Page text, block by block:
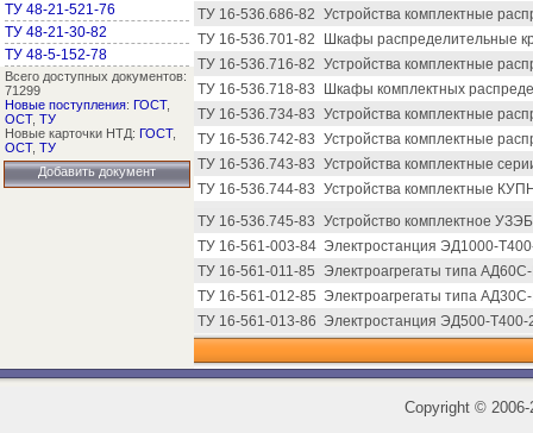
ТУ 48-21-521-76
ТУ 48-21-30-82
ТУ 48-5-152-78
Всего доступных документов:
71299
Новые поступления: ГОСТ,
ОСТ, ТУ
Новые карточки НТД: ГОСТ,
ОСТ, ТУ
Добавить документ
ТУ 16-536.686-82 Устройства комплектные
ТУ 16-536.701-82
Шкафы распределительные
ТУ 16-536.716-82 Устройства комплектные
ТУ 16-536.718-83
Шкафы комплектных
ТУ 16-536.734-83 Устройства комплектные
ТУ 16-536.742-83 Устройства комплектные
ТУ 16-536.743-83 Устройства комплектные
ТУ 16-536.744-83 Устройства комплектные
ТУ 16-536.745-83 Устройство комплектное
ТУ 16-561-003-84 Электростанция ЭД1000-
ТУ 16-561-011-85
Электроагрегаты типа АД60С-
ТУ 16-561-012-85 Электроагрегаты типа
ТУ 16-561-013-86 Электростанция ЭД500-
Copyright ©